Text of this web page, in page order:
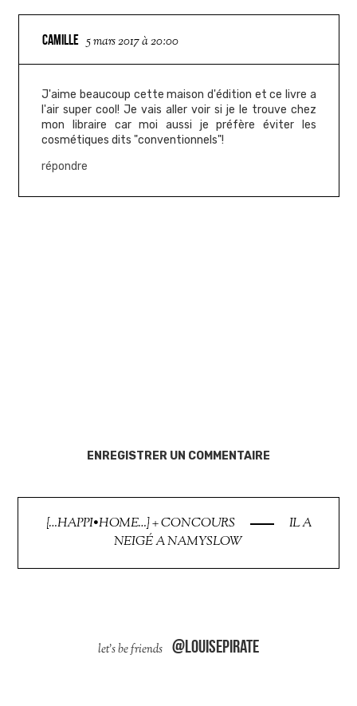
CAMILLE 5 mars 2017 à 20:00
J'aime beaucoup cette maison d'édition et ce livre a
l'air super cool! Je vais aller voir si je le trouve chez
mon libraire car moi aussi je préfère éviter les
cosmétiques dits "conventionnels"!
répondre
ENREGISTRER UN COMMENTAIRE
{…HAPPI•HOME…} + CONCOURS
IL A
NEIGÉ A NAMYSLOW
@louisepirate